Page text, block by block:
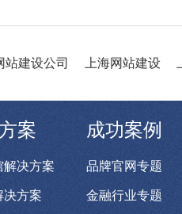
站建设公司 上海网站建设
案
解决方案
决方案
成功案例
品牌官网专题
金融行业专题